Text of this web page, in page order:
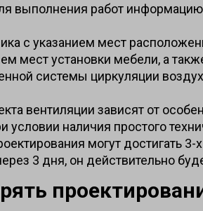
выполнения работ
с указанием мест
мест установки мебели, а
системы циркуляции
вентиляции зависят от
наличия простого
могут достигать
3 дня, он действительно